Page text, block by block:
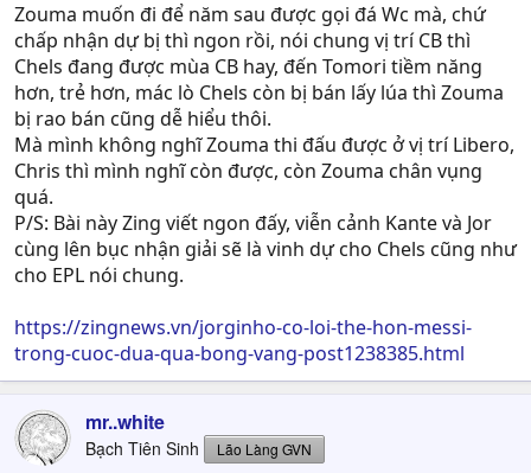
Zouma muốn đi để năm sau được gọi đá Wc mà, chứ
chấp nhận dự bị thì ngon rồi, nói chung vị trí CB thì
Chels đang được mùa CB hay, đến Tomori tiềm năng
hơn, trẻ hơn, mác lò Chels còn bị bán lấy lúa thì Zouma
bị rao bán cũng dễ hiểu thôi.
Mà mình không nghĩ Zouma thi đấu được ở vị trí Libero,
Chris thì mình nghĩ còn được, còn Zouma chân vụng
quá.
P/S: Bài này Zing viết ngon đấy, viễn cảnh Kante và Jor
cùng lên bục nhận giải sẽ là vinh dự cho Chels cũng như
cho EPL nói chung.
https://zingnews.vn/jorginho-co-loi-the-hon-messi-
trong-cuoc-dua-qua-bong-vang-post1238385.html
mr..white
Bạch Tiên Sinh Lão Làng GVN